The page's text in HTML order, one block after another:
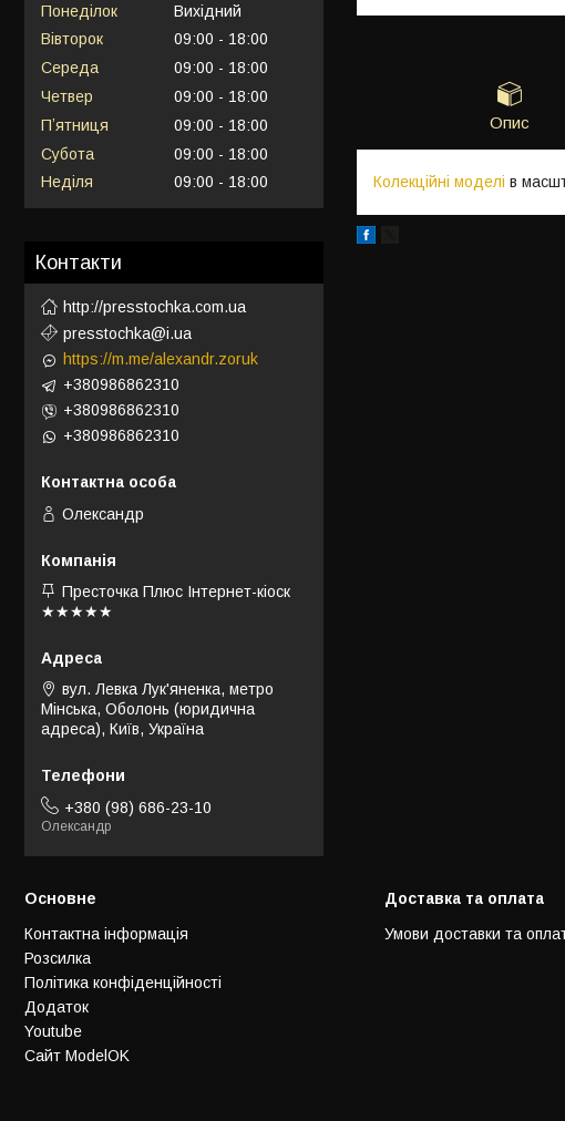
Опис
Колекційні моделі в
Понеділок
Вихідний
Вівторок
09:00
18:00
Середа
09:00
18:00
Четвер
09:00
18:00
Пʼятниця
09:00
18:00
Субота
09:00
18:00
Неділя
09:00 18:00
Контакти
http://presstochka.com.ua
presstochka@i.ua
https://m.me/alexandr.zoruk
+380986862310
+380986862310
+380986862310
Олександр
Престочка Плюс Інтернет-кіоск
★★★★★
вул. Левка Лук'яненка, метро
Мінська, Оболонь (юридична
адреса), Київ, Україна
+380 (98) 686-23-10
Олександр
Основне
Контактна інформація
Розсилка
Політика конфіденційності
Додаток
Youtube
Сайт ModelOK
Доставка та оплата
Умови доставки та